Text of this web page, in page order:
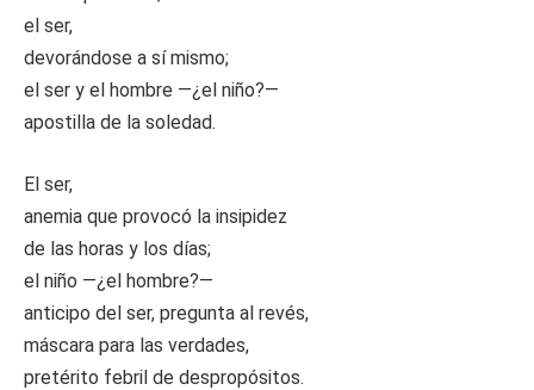
el ser,
devorándose a sí mismo;
el ser y el hombre —¿el niño?—
apostilla de la soledad.
El ser,
anemia que provocó la insipidez
de las horas y los días;
el niño —¿el hombre?—
anticipo del ser, pregunta al revés,
máscara para las verdades,
pretérito febril de despropósitos.